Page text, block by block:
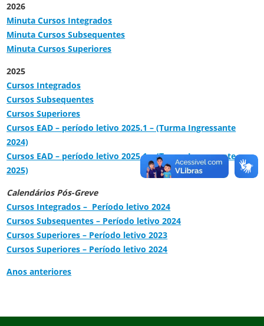
2026
Minuta Cursos Integrados
Minuta Cursos Subsequentes
Minuta Cursos Superiores
2025
Cursos Integrados
Cursos Subsequentes
Cursos Superiores
Cursos EAD – período letivo 2025.1 – (Turma Ingressante
2024)
Cursos EAD – período letivo 2025.1 – (Turma Ingressante
2025)
Calendários Pós-Greve
Cursos Integrados – Período letivo 2024
Cursos Subsequentes – Período letivo 2024
Cursos Superiores – Período letivo 2023
Cursos Superiores – Período letivo 2024
Anos anteriores